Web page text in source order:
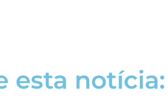
esta notícia: